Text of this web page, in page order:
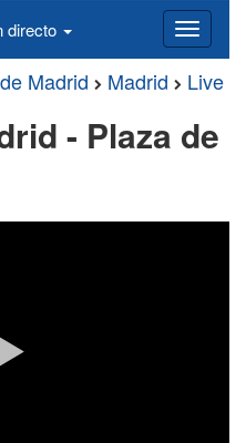
directo
Madrid Madrid Live
- Plaza de